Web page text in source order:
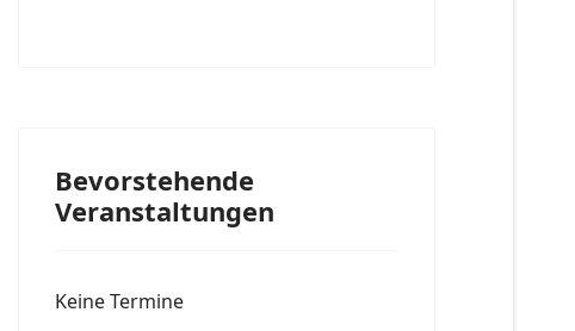
Bevorstehende
Veranstaltungen
Keine Termine